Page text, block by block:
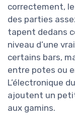
correctement,
des parties
tapent dedans
niveau d’une
certains bars,
entre potes ou
L’électronique
ajoutent un
aux gamins.